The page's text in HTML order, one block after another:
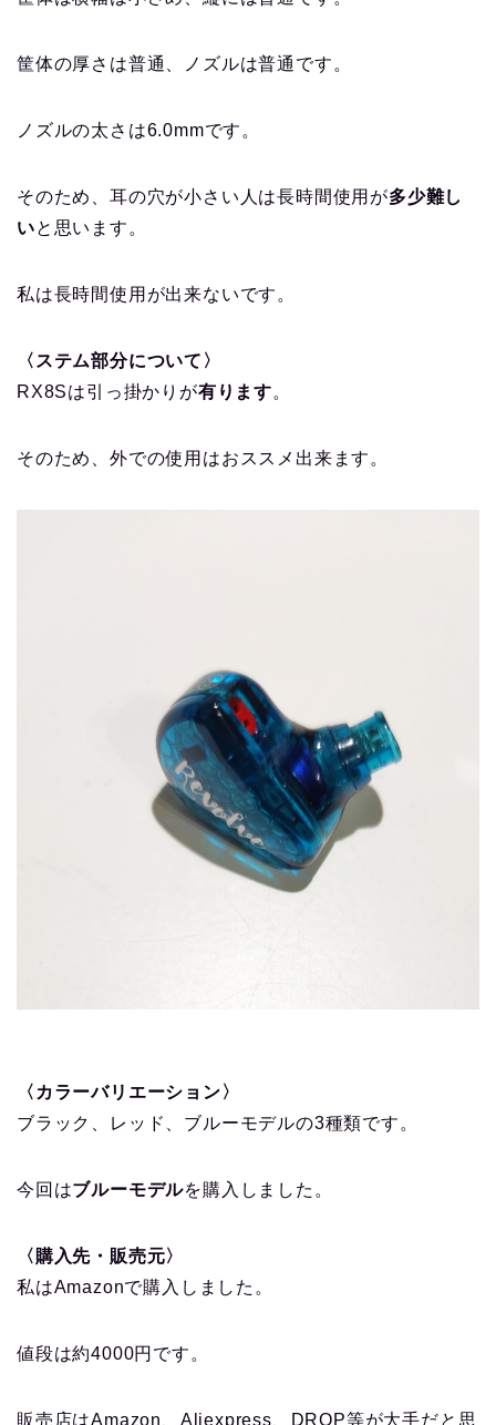
筐体の厚さは普通、ノズルは普通です。
ノズルの太さは6.0mmです。
そのため、耳の穴が小さい人は長時間使用が多少難し
いと思います。
私は長時間使用が出来ないです。
〈ステム部分について〉
RX8Sは引っ掛かりが有ります。
そのため、外での使用はおススメ出来ます。
〈カラーバリエーション〉
ブラック、レッド、ブルーモデルの3種類です。
今回はブルーモデルを購入しました。
〈購入先・販売元〉
私はAmazonで購入しました。
値段は約4000円です。
販売店はAmazon、Aliexpress、DROP等が大手だと思